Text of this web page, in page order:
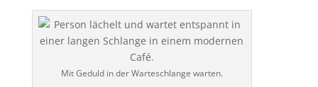
Mit Geduld in der Warteschlange warten.